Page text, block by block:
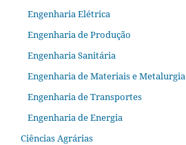
Engenharia Elétrica
Engenharia de Produção
Engenharia Sanitária
Engenharia de Materiais e Metalurgia
Engenharia de Transportes
Engenharia de Energia
Ciências Agrárias